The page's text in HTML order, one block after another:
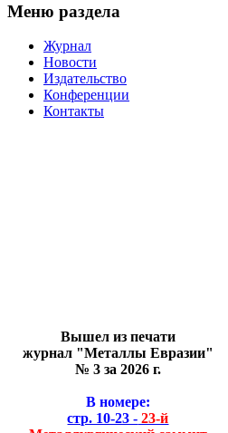
Меню раздела
Журнал
Новости
Издательство
Конференции
Контакты
Вышел из печати
журнал "Металлы Евразии"
№ 3 за 2026 г.
В номере:
стр. 10-23 - 23-й